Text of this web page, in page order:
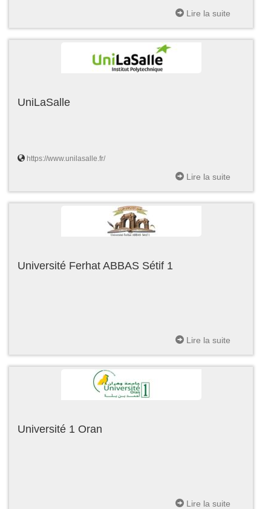
Lire la suite
UniLaSalle
https://www.unilasalle.fr/
Lire la suite
Université Ferhat ABBAS Sétif 1
Lire la suite
Université 1 Oran
Lire la suite